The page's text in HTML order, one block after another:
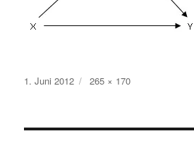
Veröffentlicht
1. Juni 2012 Originalgröße
265 × 170